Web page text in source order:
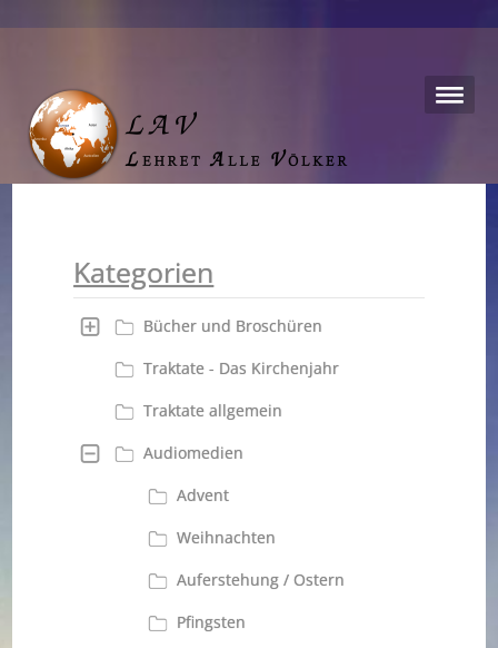
Kategorien
Bücher und Broschüren
Traktate - Das Kirchenjahr
Traktate allgemein
Audiomedien
Advent
Weihnachten
Auferstehung / Ostern
Pfingsten